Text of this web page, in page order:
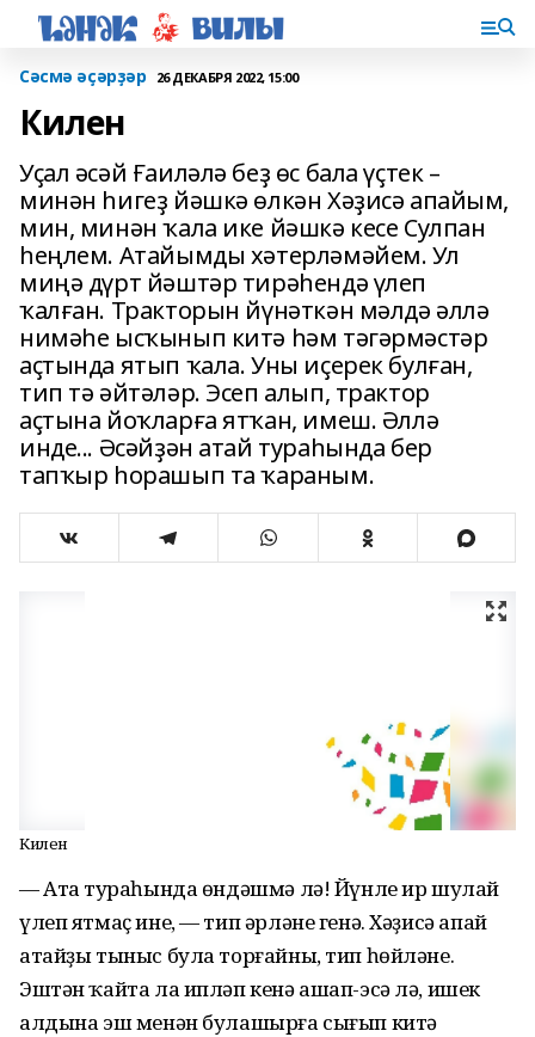
Сәсмә әҫәрҙәр 26 ДЕКАБРЯ 2022, 15:00
Килен
Уҫал әсәй Ғаиләлә беҙ өс бала үҫтек –
минән һигеҙ йәшкә өлкән Хәҙисә апайым,
мин, минән ҡала ике йәшкә кесе Сулпан
һеңлем. Атайымды хәтерләмәйем. Ул
миңә дүрт йәштәр тирәһендә үлеп
ҡалған. Тракторын йүнәткән мәлдә әллә
нимәһе ысҡынып китә һәм тәгәрмәстәр
аҫтында ятып ҡала. Уны иҫерек булған,
тип тә әйтәләр. Эсеп алып, трактор
аҫтына йоҡларға ятҡан, имеш. Әллә
инде... Әсәйҙән атай тураһында бер
тапҡыр һорашып та ҡараным.
Килен
— Атаң тураһында өндәшмә лә! Йүнле ир шулай
үлеп ятмаҫ ине, — тип әрләне генә. Хәҙисә апай
атайҙы тыныс була торғайны, тип һөйләне.
Эштән ҡайта ла ипләп кенә ашап-эсә лә, ишек
алдына эш менән булашырға сығып китә